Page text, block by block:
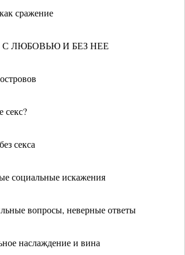
сражение
С ЛЮБОВЬЮ И БЕЗ НЕЕ
секс?
секса
социальные искажения
вопросы, неверные ответы
наслаждение и вина